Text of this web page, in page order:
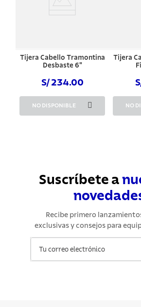
Tijera Cabello Tramontina
Desbaste 6"
S/ 234.00
NO DISPONIBLE
Tijera
NO
Suscríbete a
Recibe primero
exclusivas y consejos para